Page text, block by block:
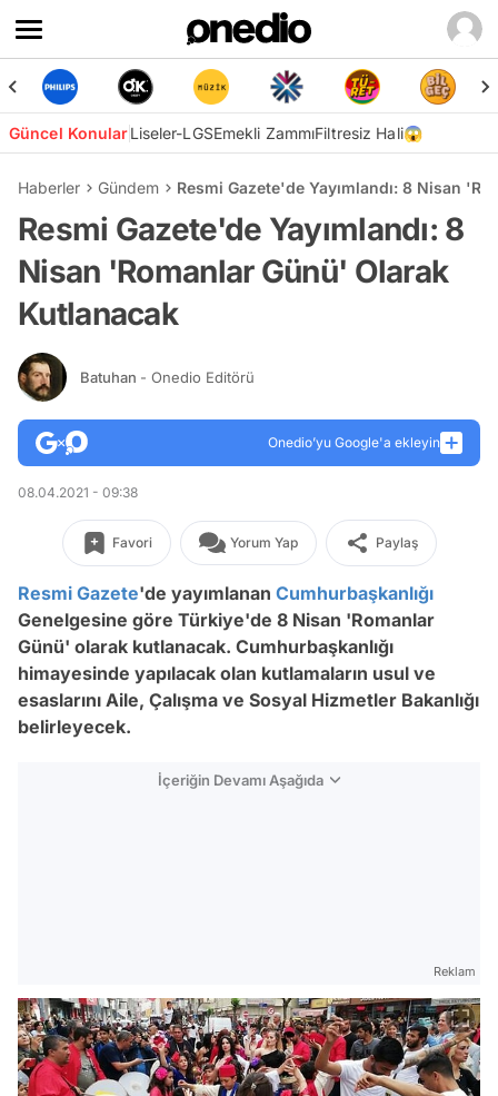
Güncel KonularLiseler-LGSEmekli ZammıFiltresiz Hali😱
Haberler Gündem Resmi Gazete'de Yayımlandı: 8 Nisan
Resmi Gazete'de Yayımlandı: 8
Nisan 'Romanlar Günü' Olarak
Kutlanacak
Batuhan - Onedio Editörü
Onedio’yu Google'a ekleyin
08.04.2021 - 09:38
Favori Yorum Yap Paylaş
Resmi Gazete'de yayımlanan Cumhurbaşkanlığı
Genelgesine göre Türkiye'de 8 Nisan 'Romanlar
Günü' olarak kutlanacak. Cumhurbaşkanlığı
himayesinde yapılacak olan kutlamaların usul ve
esaslarını Aile, Çalışma ve Sosyal Hizmetler Bakanlığı
belirleyecek.
İçeriğin Devamı Aşağıda
Reklam